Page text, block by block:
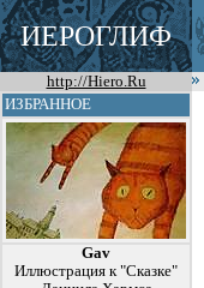
ИЕРОГЛИФ
http://Hiero.Ru
ИЗБРАННОЕ
Gav
Иллюстрация к "Сказке"